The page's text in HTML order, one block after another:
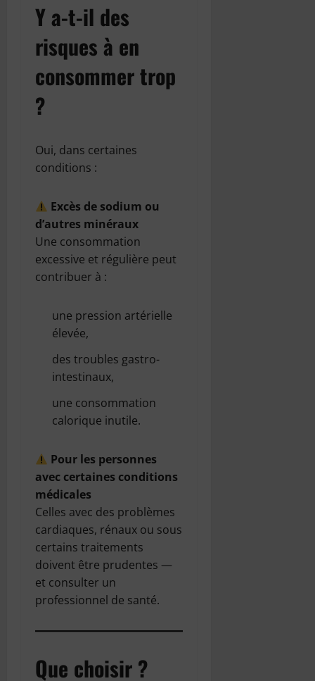
Y a-t-il des
risques à en
consommer trop
?
Oui, dans certaines
conditions :
Excès de sodium ou
d’autres minéraux
Une consommation
excessive et régulière peut
contribuer à :
une pression artérielle
élevée,
des troubles gastro-
intestinaux,
une consommation
calorique inutile.
Pour les personnes
avec certaines conditions
médicales
Celles avec des problèmes
cardiaques, rénaux ou sous
certains traitements
doivent être prudentes —
et consulter un
professionnel de santé.
Que choisir ?